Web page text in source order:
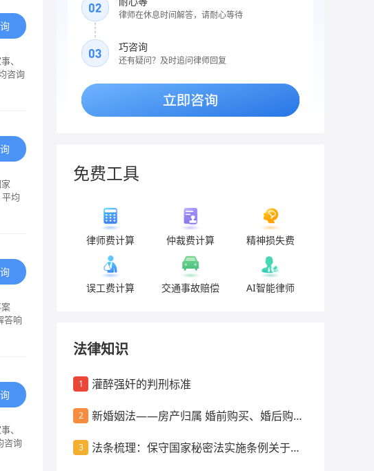
、
咨询
均
答响
、
咨询
律师在休息时间解答，请耐心等待
巧咨询
还有疑问？及时追问律师回复
免费工具
律师费计算 仲裁费计算 精神损失费
误工费计算 交通事故赔偿 AI智能律师
法律知识
1 灌醉强奸的判刑标准
2
新婚姻法——房产归属 婚前购买、婚后购
3
法条梳理：保守国家秘密法实施条例关于监